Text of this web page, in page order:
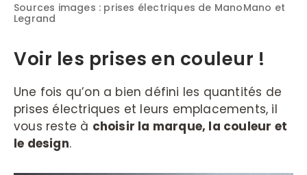
Sources images : prises électriques de ManoMano et
Legrand
Voir les prises en couleur !
Une fois qu’on a bien défini les quantités de
prises électriques et leurs emplacements, il
vous reste à choisir la marque, la couleur et
le design.